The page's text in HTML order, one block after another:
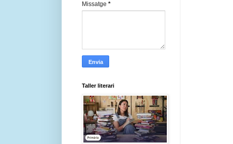
Missatge *
Taller literari